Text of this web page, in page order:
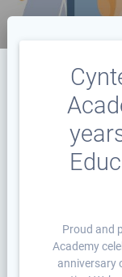
Proud and
Academy
anniversary